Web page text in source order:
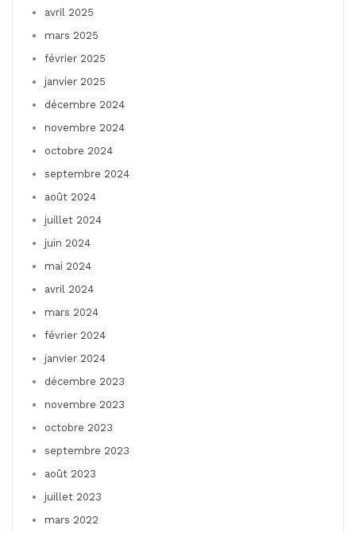
avril 2025
mars 2025
février 2025
janvier 2025
décembre 2024
novembre 2024
octobre 2024
septembre 2024
août 2024
juillet 2024
juin 2024
mai 2024
avril 2024
mars 2024
février 2024
janvier 2024
décembre 2023
novembre 2023
octobre 2023
septembre 2023
août 2023
juillet 2023
mars 2022